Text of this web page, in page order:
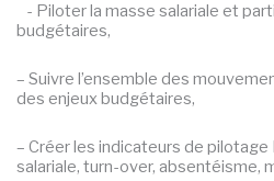
- Piloter la masse salariale et
budgétaires,
– Suivre l’ensemble des
des enjeux budgétaires,
– Créer les indicateurs de pilotage
salariale, turn-over, absentéisme,